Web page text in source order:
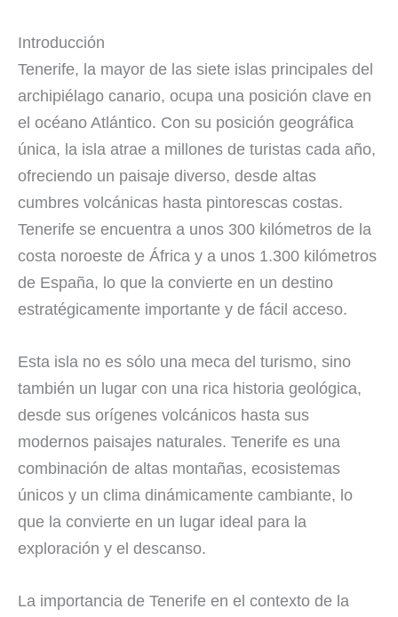
Introducción
Tenerife, la mayor de las siete islas principales del
archipiélago canario, ocupa una posición clave en
el océano Atlántico. Con su posición geográfica
única, la isla atrae a millones de turistas cada año,
ofreciendo un paisaje diverso, desde altas
cumbres volcánicas hasta pintorescas costas.
Tenerife se encuentra a unos 300 kilómetros de la
costa noroeste de África y a unos 1.300 kilómetros
de España, lo que la convierte en un destino
estratégicamente importante y de fácil acceso.
Esta isla no es sólo una meca del turismo, sino
también un lugar con una rica historia geológica,
desde sus orígenes volcánicos hasta sus
modernos paisajes naturales. Tenerife es una
combinación de altas montañas, ecosistemas
únicos y un clima dinámicamente cambiante, lo
que la convierte en un lugar ideal para la
exploración y el descanso.
La importancia de Tenerife en el contexto de la